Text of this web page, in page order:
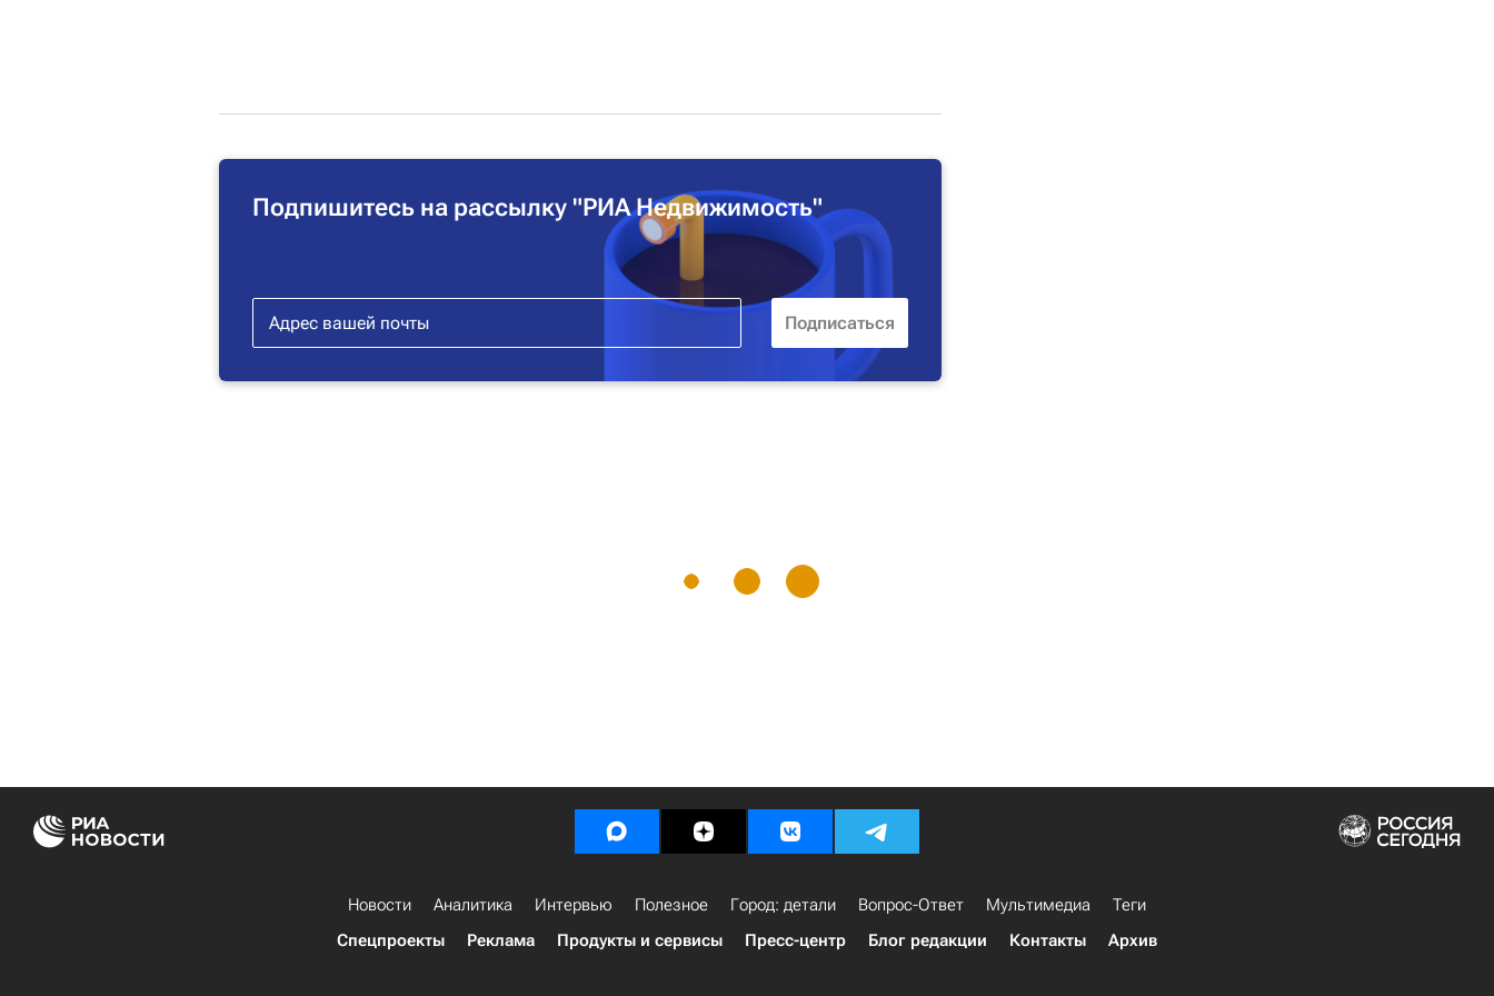
Подпишитесь на рассылку "РИА Недвижимость"
Новости Аналитика Интервью Полезное Город: детали Вопрос-Ответ Мультимедиа
Теги
Спецпроекты
Реклама Продукты и сервисы Пресс-центр Блог редакции Контакты Архив